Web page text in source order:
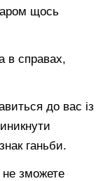
щось
в справах,
до вас із
ганьби.
зможете